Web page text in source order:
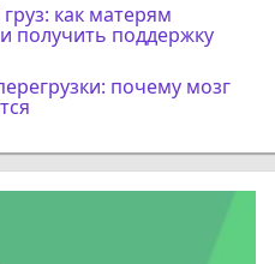
как матерям
получить поддержку
почему мозг